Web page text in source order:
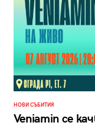
НОВИ СЪБИТИЯ
Veniamin се